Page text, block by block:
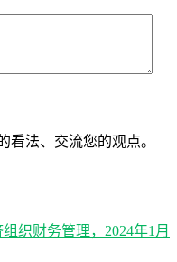
法、交流您的观点。